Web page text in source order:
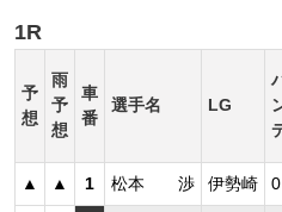
1R
予
想
雨
予
想
車
番
選手名 LG
▲ ▲ 1 松本 渉 伊勢崎 0